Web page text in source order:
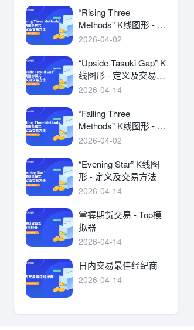
“Rising Three
Methods” K线图形 - 定
义及交易方法
2026-04-02
“Upside Tasuki Gap” K
线图形 - 定义及交易方
法
2026-04-14
“Falling Three
Methods” K线图形 - 定
义及交易方法
2026-04-02
“Evening Star” K线图
形 - 定义及交易方法
2026-04-14
掌握期货交易 - Top模
拟器
2026-04-14
日内交易最佳经纪商
2026-04-14